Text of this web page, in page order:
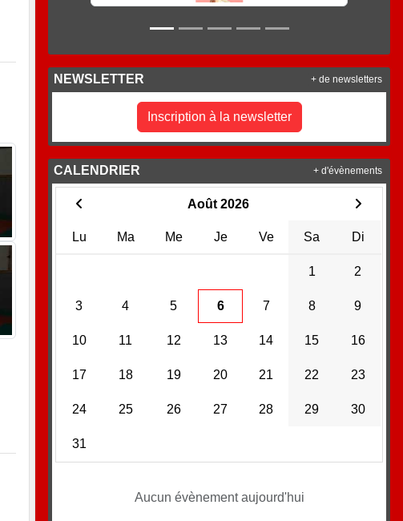
NEWSLETTER
Inscription à la newsletter
+ de newsletters
CALENDRIER
Août 2026
Lu Ma Me Je Ve Sa Di
1 2
3 4 5 6 7 8 9
10 11 12 13 14 15 16
17 18 19 20 21 22 23
24 25 26 27 28 29 30
31
Aucun évènement aujourd'hui
+ d'évènements